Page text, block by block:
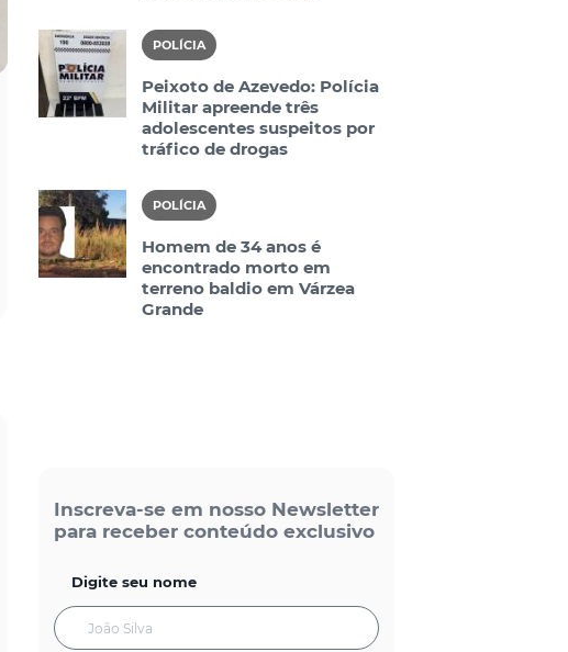
POLÍCIA
Peixoto de Azevedo: Polícia
Militar apreende três
adolescentes suspeitos por
tráfico de drogas
POLÍCIA
Homem de 34 anos é
encontrado morto em
terreno baldio em Várzea
Grande
Inscreva-se em nosso Newsletter
para receber conteúdo exclusivo
Digite seu nome